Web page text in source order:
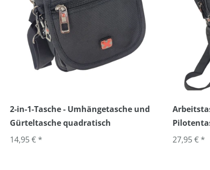
2-in-1-Tasche - Umhängetasche und
Gürteltasche quadratisch
14,95 € *
27,95 € *